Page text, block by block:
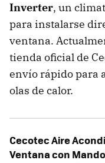
Inverter, un
para instalarse
ventana.
tienda oficial de
envío rápido para
olas de calor.
Cecotec Aire
Ventana con